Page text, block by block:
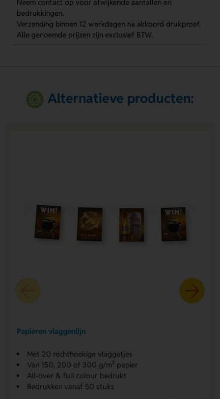
Neem contact op voor afwijkende aantallen en
bedrukkingen.
Verzending binnen 12 werkdagen na akkoord drukproef.
Alle genoemde prijzen zijn exclusief BTW.
Alternatieve producten:
Papieren vlaggenlijn
Met 20 rechthoekige vlaggetjes
Van 150, 200 of 300 g/m² papier
All-over & full colour bedrukt
Bedrukken vanaf 50 stuks